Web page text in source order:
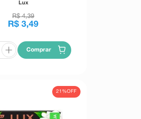
Lux
R$ 4,39
R$ 3,49
Comprar
21%OFF